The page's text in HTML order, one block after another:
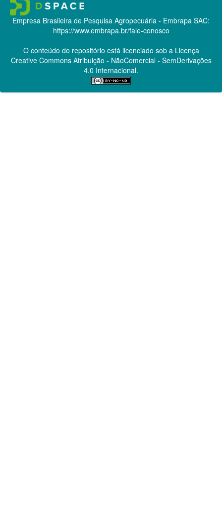
Empresa Brasileira de Pesquisa Agropecuária - Embrapa SAC:
https://www.embrapa.br/fale-conosco
O conteúdo do repositório está licenciado sob a Licença
Creative CommonsAtribuição - NãoComercial - SemDerivações
4.0 Internacional.